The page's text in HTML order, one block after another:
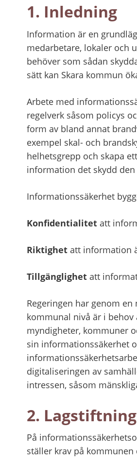
1. Inledning
Information är en
medarbetare, lokaler och
behöver som sådan
sätt kan Skara kommun
Arbete med
regelverk såsom policys
form av bland annat
exempel skal- och
helhetsgrepp och skapa
information det skydd den
Informationssäkerhet
Konfidentialitet att
Riktighet att information
Tillgänglighet att
Regeringen har genom
kommunal nivå är i behov
myndigheter, kommuner
sin informationssäkerhet
digitaliseringen av
intressen, såsom
2. Lagstiftning
På
ställer krav på kommunen